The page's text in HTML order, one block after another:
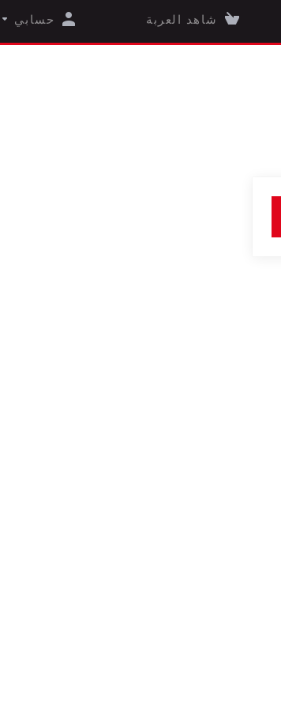
شاهد العربة حسابي